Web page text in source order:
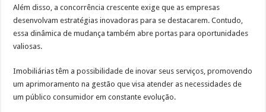
Além disso, a concorrência crescente exige que as empresas
desenvolvam estratégias inovadoras para se destacarem. Contudo,
essa dinâmica de mudança também abre portas para oportunidades
valiosas.
Imobiliárias têm a possibilidade de inovar seus serviços, promovendo
um aprimoramento na gestão que visa atender as necessidades de
um público consumidor em constante evolução.